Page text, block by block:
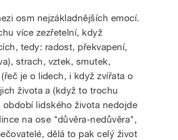
osm nejzákladnějších emocí.
více zezřetelní, když
tedy: radost, překvapení,
strach, vztek, smutek,
je o lidech, i když zvířata o
života a (když to trochu
lidského života nedojde
na ose "důvěra-nedůvěra",
dělá to pak celý život